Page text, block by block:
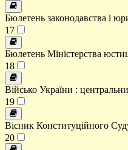
Бюлетень законодавства і
17
Бюлетень Міністерства
18
Військо України :
19
Вісник Конституційного
20